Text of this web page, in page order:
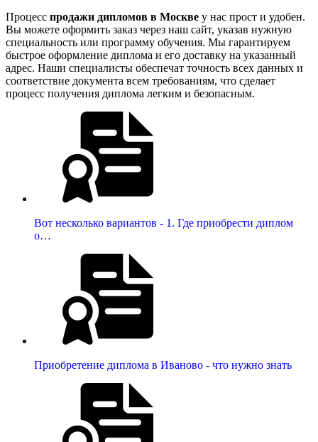
Процесс продажи дипломов в Москве у нас прост и удобен.
Вы можете оформить заказ через наш сайт, указав нужную
специальность или программу обучения. Мы гарантируем
быстрое оформление диплома и его доставку на указанный
адрес. Наши специалисты обеспечат точность всех данных и
соответствие документа всем требованиям, что сделает
процесс получения диплома легким и безопасным.
Вот несколько вариантов - 1. Где приобрести диплом
о…
Приобретение диплома в Иваново - что нужно знать